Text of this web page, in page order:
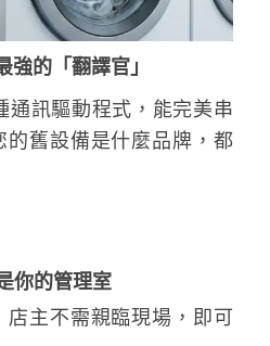
強的「翻譯官」
通訊驅動程式，能完美串
的舊設備是什麼品牌，都
你的管理室
主不需親臨現場，即可